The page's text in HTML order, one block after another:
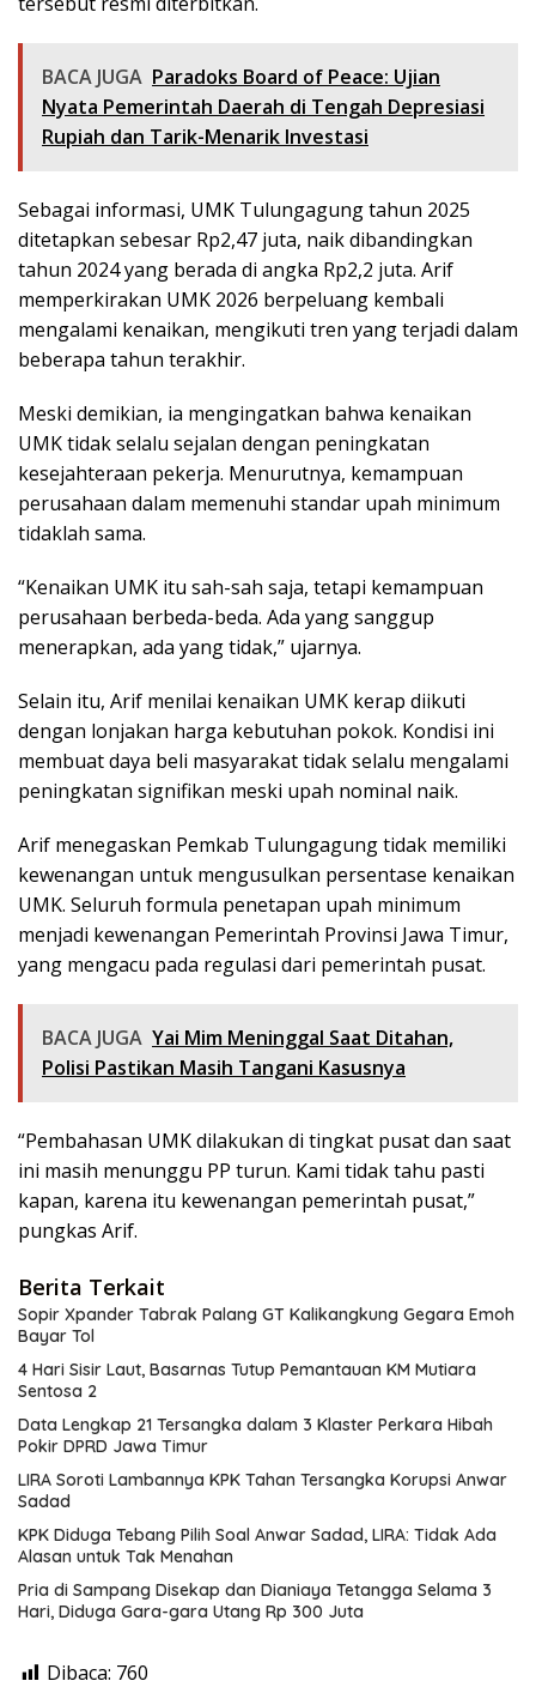
BACA JUGA Paradoks Board of Peace: Ujian
Nyata Pemerintah Daerah di Tengah Depresiasi
Rupiah dan Tarik-Menarik Investasi
Sebagai informasi, UMK Tulungagung tahun 2025
ditetapkan sebesar Rp2,47 juta, naik dibandingkan
tahun 2024 yang berada di angka Rp2,2 juta. Arif
memperkirakan UMK 2026 berpeluang kembali
mengalami kenaikan, mengikuti tren yang terjadi dalam
beberapa tahun terakhir.
Meski demikian, ia mengingatkan bahwa kenaikan
UMK tidak selalu sejalan dengan peningkatan
kesejahteraan pekerja. Menurutnya, kemampuan
perusahaan dalam memenuhi standar upah minimum
tidaklah sama.
“Kenaikan UMK itu sah-sah saja, tetapi kemampuan
perusahaan berbeda-beda. Ada yang sanggup
menerapkan, ada yang tidak,” ujarnya.
Selain itu, Arif menilai kenaikan UMK kerap diikuti
dengan lonjakan harga kebutuhan pokok. Kondisi ini
membuat daya beli masyarakat tidak selalu mengalami
peningkatan signifikan meski upah nominal naik.
Arif menegaskan Pemkab Tulungagung tidak memiliki
kewenangan untuk mengusulkan persentase kenaikan
UMK. Seluruh formula penetapan upah minimum
menjadi kewenangan Pemerintah Provinsi Jawa Timur,
yang mengacu pada regulasi dari pemerintah pusat.
BACA JUGA Yai Mim Meninggal Saat Ditahan,
Polisi Pastikan Masih Tangani Kasusnya
“Pembahasan UMK dilakukan di tingkat pusat dan saat
ini masih menunggu PP turun. Kami tidak tahu pasti
kapan, karena itu kewenangan pemerintah pusat,”
pungkas Arif.
Berita Terkait
Sopir Xpander Tabrak Palang GT Kalikangkung Gegara Emoh
Bayar Tol
4 Hari Sisir Laut, Basarnas Tutup Pemantauan KM Mutiara
Sentosa 2
Data Lengkap 21 Tersangka dalam 3 Klaster Perkara Hibah
Pokir DPRD Jawa Timur
LIRA Soroti Lambannya KPK Tahan Tersangka Korupsi Anwar
Sadad
KPK Diduga Tebang Pilih Soal Anwar Sadad, LIRA: Tidak Ada
Alasan untuk Tak Menahan
Pria di Sampang Disekap dan Dianiaya Tetangga Selama 3
Hari, Diduga Gara-gara Utang Rp 300 Juta
Dibaca: 760